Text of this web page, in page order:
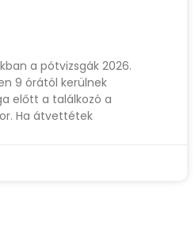
a pótvizsgák 2026.
9 órától kerülnek
előtt a találkozó a
Ha átvettétek